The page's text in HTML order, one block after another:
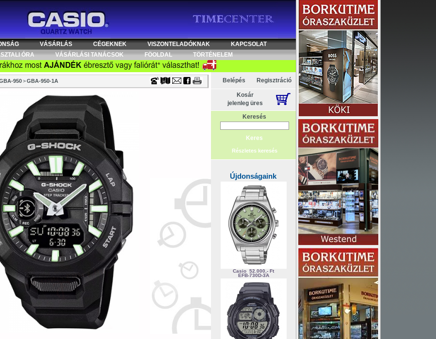
Timecenter
VÁSÁRLÁS CÉGEKNEK VISZONTELADÓKNAK
KAPCSOLAT
ÓRA VÁSÁRLÁSI TANÁCSOK FÖOLDAL TÖRTÉNELEM
950 > GBA-950-1A Belépés Regisztráció
Kosár
jelenleg üres
Keresés
Részletes keresés
Újdonságaink
Casio 52.000,- Ft
EFB-730D-3A